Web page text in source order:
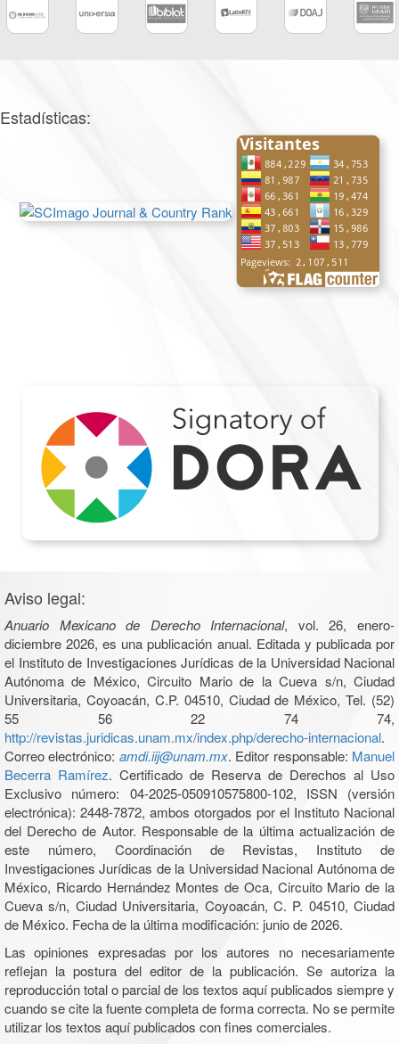
Estadísticas:
Aviso legal:
Anuario Mexicano de Derecho Internacional, vol. 26, enero-
diciembre 2026, es una publicación anual. Editada y publicada por
el Instituto de Investigaciones Jurídicas de la Universidad Nacional
Autónoma de México, Circuito Mario de la Cueva s/n, Ciudad
Universitaria, Coyoacán, C.P. 04510, Ciudad de México, Tel. (52)
55 56 22 74 74,
http://revistas.juridicas.unam.mx/index.php/derecho-internacional.
Correo electrónico: amdi.iij@unam.mx. Editor responsable: Manuel
Becerra Ramírez. Certificado de Reserva de Derechos al Uso
Exclusivo número: 04-2025-050910575800-102, ISSN (versión
electrónica): 2448-7872, ambos otorgados por el Instituto Nacional
del Derecho de Autor. Responsable de la última actualización de
este número, Coordinación de Revistas, Instituto de
Investigaciones Jurídicas de la Universidad Nacional Autónoma de
México, Ricardo Hernández Montes de Oca, Circuito Mario de la
Cueva s/n, Ciudad Universitaria, Coyoacán, C. P. 04510, Ciudad
de México. Fecha de la última modificación: junio de 2026.
Las opiniones expresadas por los autores no necesariamente
reflejan la postura del editor de la publicación. Se autoriza la
reproducción total o parcial de los textos aquí publicados siempre y
cuando se cite la fuente completa de forma correcta. No se permite
utilizar los textos aquí publicados con fines comerciales.